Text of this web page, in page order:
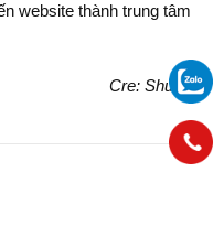
website thành trung tâm
Cre: ShuQing